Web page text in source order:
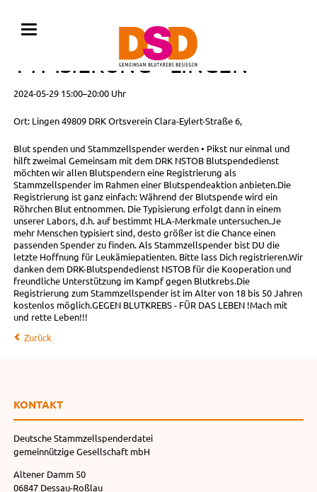
BLUTSPENDE MIT
TYPISIERUNG • LINGEN
2024-05-29 15:00–20:00 Uhr
Ort: Lingen 49809 DRK Ortsverein Clara-Eylert-Straße 6,
Blut spenden und Stammzellspender werden • Pikst nur einmal und
hilft zweimal Gemeinsam mit dem DRK NSTOB Blutspendedienst
möchten wir allen Blutspendern eine Registrierung als
Stammzellspender im Rahmen einer Blutspendeaktion anbieten.Die
Registrierung ist ganz einfach: Während der Blutspende wird ein
Röhrchen Blut entnommen. Die Typisierung erfolgt dann in einem
unserer Labors, d.h. auf bestimmt HLA-Merkmale untersuchen.Je
mehr Menschen typisiert sind, desto größer ist die Chance einen
passenden Spender zu finden. Als Stammzellspender bist DU die
letzte Hoffnung für Leukämiepatienten. Bitte lass Dich registrieren.Wir
danken dem DRK-Blutspendedienst NSTOB für die Kooperation und
freundliche Unterstützung im Kampf gegen Blutkrebs.Die
Registrierung zum Stammzellspender ist im Alter von 18 bis 50 Jahren
kostenlos möglich.GEGEN BLUTKREBS - FÜR DAS LEBEN !Mach mit
und rette Leben!!!
Zurück
KONTAKT
Deutsche Stammzellspenderdatei
gemeinnützige Gesellschaft mbH
Altener Damm 50
06847 Dessau-Roßlau